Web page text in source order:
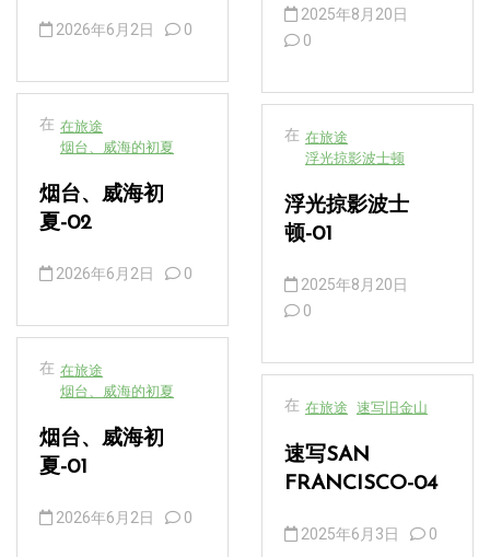
2026年6月2日 0
在 在旅途
烟台、威海的初夏
烟台、威海初
夏-02
2026年6月2日 0
在 在旅途
烟台、威海的初夏
烟台、威海初
夏-01
2026年6月2日 0
2025年8月20日
0
在 在旅途
浮光掠影波士顿
浮光掠影波士
顿-01
2025年8月20日
0
在 在旅途 速写旧金山
速写SAN
FRANCISCO-04
2025年6月3日 0